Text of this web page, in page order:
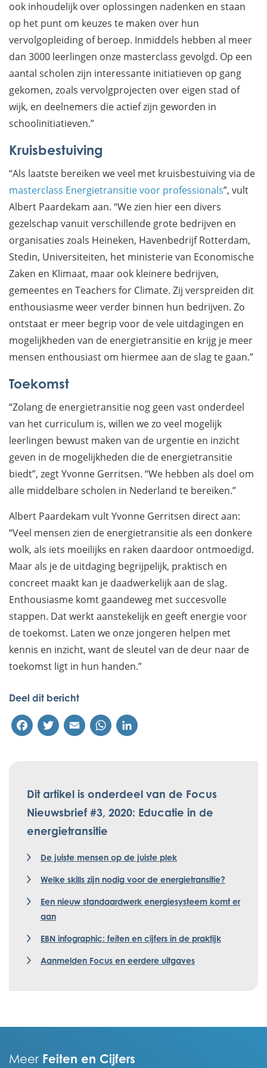
ook inhoudelijk over oplossingen nadenken en staan
op het punt om keuzes te maken over hun
vervolgopleiding of beroep. Inmiddels hebben al meer
dan 3000 leerlingen onze masterclass gevolgd. Op een
aantal scholen zijn interessante initiatieven op gang
gekomen, zoals vervolgprojecten over eigen stad of
wijk, en deelnemers die actief zijn geworden in
schoolinitiatieven.”
Kruisbestuiving
“Als laatste bereiken we veel met kruisbestuiving via de
masterclass Energietransitie voor professionals”, vult
Albert Paardekam aan. “We zien hier een divers
gezelschap vanuit verschillende grote bedrijven en
organisaties zoals Heineken, Havenbedrijf Rotterdam,
Stedin, Universiteiten, het ministerie van Economische
Zaken en Klimaat, maar ook kleinere bedrijven,
gemeentes en Teachers for Climate. Zij verspreiden dit
enthousiasme weer verder binnen hun bedrijven. Zo
ontstaat er meer begrip voor de vele uitdagingen en
mogelijkheden van de energietransitie en krijg je meer
mensen enthousiast om hiermee aan de slag te gaan.”
Toekomst
“Zolang de energietransitie nog geen vast onderdeel
van het curriculum is, willen we zo veel mogelijk
leerlingen bewust maken van de urgentie en inzicht
geven in de mogelijkheden die de energietransitie
biedt”, zegt Yvonne Gerritsen. “We hebben als doel om
alle middelbare scholen in Nederland te bereiken.”
Albert Paardekam vult Yvonne Gerritsen direct aan:
“Veel mensen zien de energietransitie als een donkere
wolk, als iets moeilijks en raken daardoor ontmoedigd.
Maar als je de uitdaging begrijpelijk, praktisch en
concreet maakt kan je daadwerkelijk aan de slag.
Enthousiasme komt gaandeweg met succesvolle
stappen. Dat werkt aanstekelijk en geeft energie voor
de toekomst. Laten we onze jongeren helpen met
kennis en inzicht, want de sleutel van de deur naar de
toekomst ligt in hun handen.”
Deel dit bericht
FacebookTwitterEmail WhatsApp
Dit artikel is onderdeel van de Focus
Nieuwsbrief #3, 2020: Educatie in de
energietransitie
De juiste mensen op de juiste plek
Welke skills zijn nodig voor de energietransitie?
Een nieuw standaardwerk energiesysteem komt er
aan
EBN infographic: feiten en cijfers in de praktijk
Aanmelden Focus en eerdere uitgaves
Meer Feiten en Cijfers